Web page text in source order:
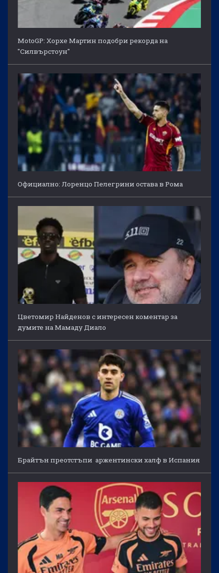
MotoGP: Хорхе Мартин подобри рекорда на
"Силвърстоун"
Официално: Лоренцо Пелегрини остава в Рома
Цветомир Найденов с интересен коментар за
думите на Мамаду Диало
Брайтън преотстъпи аржентински халф в Испания